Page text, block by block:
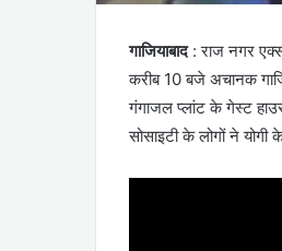
गाजियाबाद: राज नगर
करीब 10 बजे अचानक
गंगाजल प्लांट के गेस्ट
सोसाइटी के लोगों ने योगी